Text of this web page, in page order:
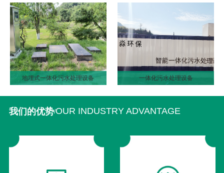
地埋式一体化污水处理设备 一体化污水处理设备
我们的优势/OUR INDUSTRY ADVANTAGE